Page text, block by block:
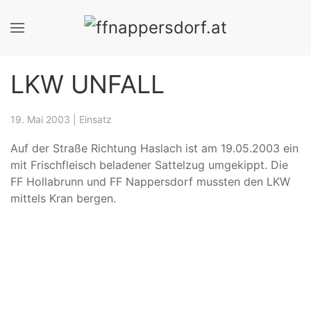
LKW UNFALL
19. Mai 2003 Einsatz
Auf der Straße Richtung Haslach ist am 19.05.2003 ein
mit Frischfleisch beladener Sattelzug umgekippt. Die
FF Hollabrunn und FF Nappersdorf mussten den LKW
mittels Kran bergen.